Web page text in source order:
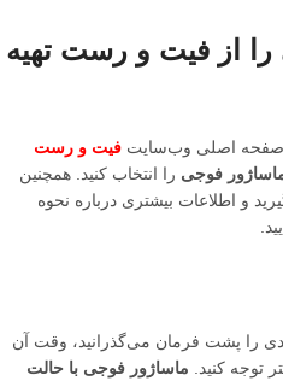
از فیت و رست تهیه
صفحه اصلی وب‌سایت فیت و رست
فوجی را انتخاب کنید. همچنین
و اطلاعات بیشتری درباره نحوه
را پشت فرمان می‌گذرانید، وقت آن
توجه کنید. ماساژور فوجی با حالت